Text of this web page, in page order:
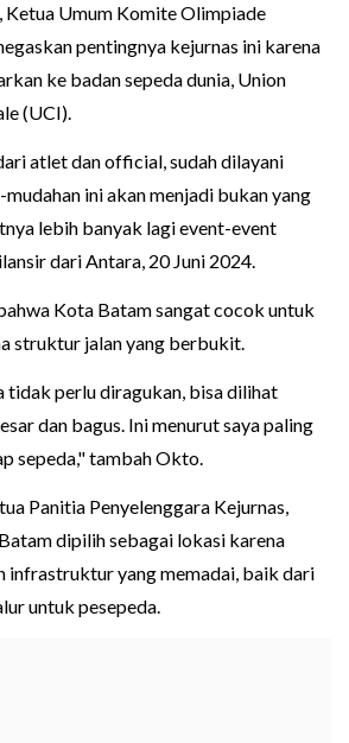
Ketua Umum Komite Olimpiade
pentingnya kejurnas ini karena
ke badan sepeda dunia, Union
(UCI).
atlet dan official, sudah dilayani
ini akan menjadi bukan yang
lebih banyak lagi event-event
dari Antara, 20 Juni 2024.
Kota Batam sangat cocok untuk
struktur jalan yang berbukit.
tidak perlu diragukan, bisa dilihat
dan bagus. Ini menurut saya paling
sepeda," tambah Okto.
Panitia Penyelenggara Kejurnas,
dipilih sebagai lokasi karena
infrastruktur yang memadai, baik dari
untuk pesepeda.